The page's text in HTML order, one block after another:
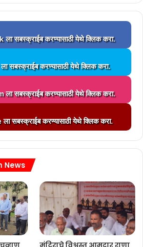
सबस्क्राईब करण्यासाठी येथे क्लिक करा.
सबस्क्राईब करण्यासाठी येथे क्लिक करा.
सबस्क्राईब करण्यासाठी येथे क्लिक करा.
सबस्क्राईब करण्यासाठी येथे क्लिक करा.
News
मंदिराचे विश्वस्त आमदार राणा